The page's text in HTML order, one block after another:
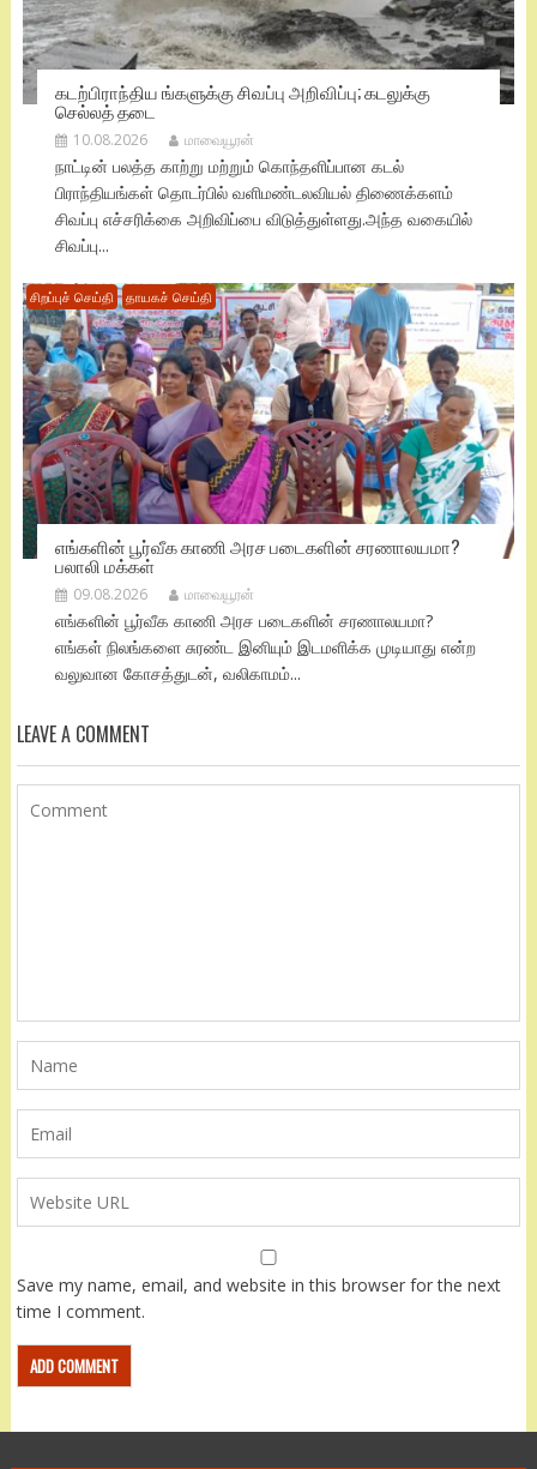
கடற்பிராந்திய ங்களுக்கு சிவப்பு அறிவிப்பு; கடலுக்கு
செல்லத் தடை
10.08.2026 மாவையூரன்
நாட்டின் பலத்த காற்று மற்றும் கொந்தளிப்பான கடல்
பிராந்தியங்கள் தொடர்பில் வளிமண்டலவியல் திணைக்களம்
சிவப்பு எச்சரிக்கை அறிவிப்பை விடுத்துள்ளது.​அந்த வகையில்
சிவப்பு...
சிறப்புச் செய்தி தாயகச் செய்தி
எங்களின் பூர்வீக காணி அரச படைகளின் சரணாலயமா?
பலாலி மக்கள்
09.08.2026 மாவையூரன்
எங்களின் பூர்வீக காணி அரச படைகளின் சரணாலயமா?
எங்கள் நிலங்களை சுரண்ட இனியும் இடமளிக்க முடியாது என்ற
வலுவான கோசத்துடன், வலிகாமம்...
LEAVE A COMMENT
Save my name, email, and website in this browser for the next
time I comment.